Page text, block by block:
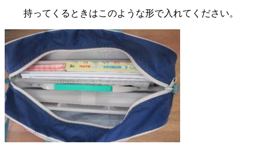
持ってくるときはこのような形で入れてください。